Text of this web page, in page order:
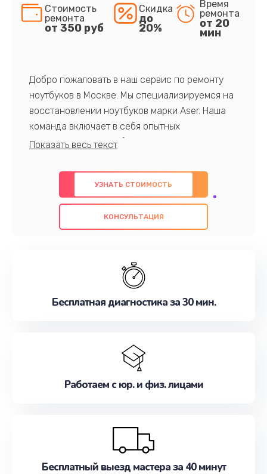
Стоимость
ремонта
от 350 руб
Скидка
до
20%
Время
ремонта
от 20
мин
Добро пожаловать в наш сервис по ремонту
ноутбуков в Москве. Мы специализируемся на
восстановлении ноутбуков марки Aser. Наша
команда включает в себя опытных
профессионалов с обширными знаниями и
предлагаем быстрый и качественный ремонт с
использованием оригинальных компонентов, а
также гарантируем качество всех
проведенных работ. Наша цель - предоставить
наилучшим образом. Не медлите записаться на
УЗНАТЬ СТОИМОСТЬ
КОНСУЛЬТАЦИЯ
Бесплатная диагностика за 30 мин.
Работаем с юр. и физ. лицами
Бесплатный выезд мастера за 40 минут